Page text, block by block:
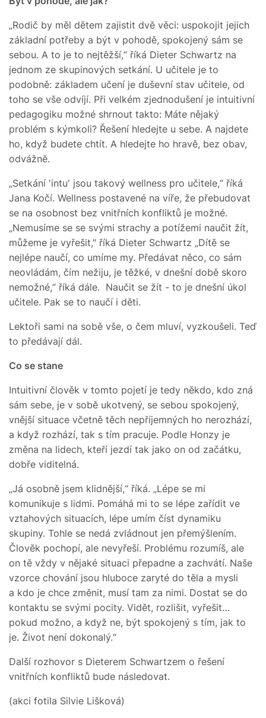
„Rodič by měl dětem zajistit dvě věci: uspokojit jejich
základní potřeby a být v pohodě, spokojený sám se
sebou. A to je to nejtěžší,“ říká Dieter Schwartz na
jednom ze skupinových setkání. U učitele je to
podobně: základem učení je duševní stav učitele, od
toho se vše odvíjí. Při velkém zjednodušení je intuitivní
pedagogiku možné shrnout takto: Máte nějaký
problém s kýmkoli? Řešení hledejte u sebe. A najdete
ho, když budete chtít. A hledejte ho hravě, bez obav,
odvážně.
„Setkání 'intu' jsou takový wellness pro učitele,“ říká
Jana Kočí. Wellness postavené na víře, že přebudovat
se na osobnost bez vnitřních konfliktů je možné.
„Nemusíme se se svými strachy a potížemi naučit žít,
můžeme je vyřešit," říká Dieter Schwartz „Dítě se
nejlépe naučí, co umíme my. Předávat něco, co sám
neovládám, čím nežiju, je těžké, v dnešní době skoro
nemožné,“ říká dále. Naučit se žít - to je dnešní úkol
učitele. Pak se to naučí i děti.
Lektoři sami na sobě vše, o čem mluví, vyzkoušeli. Teď
to předávají dál.
Co se stane
Intuitivní člověk v tomto pojetí je tedy někdo, kdo zná
sám sebe, je v sobě ukotvený, se sebou spokojený,
vnější situace včetně těch nepříjemných ho nerozhází,
a když rozhází, tak s tím pracuje. Podle Honzy je
změna na lidech, kteří jezdí tak jako on od začátku,
dobře viditelná.
„Já osobně jsem klidnější,“ říká. „Lépe se mi
komunikuje s lidmi. Pomáhá mi to se lépe zařídit ve
vztahových situacích, lépe umím číst dynamiku
skupiny. Tohle se nedá zvládnout jen přemýšlením.
Člověk pochopí, ale nevyřeší. Problému rozumíš, ale
on tě vždy v nějaké situaci přepadne a zachvátí. Naše
vzorce chování jsou hluboce zaryté do těla a mysli
a kdo je chce změnit, musí tam za nimi. Dostat se do
kontaktu se svými pocity. Vidět, rozlišit, vyřešit…
pokud možno, a když ne, být spokojený s tím, jak to
je. Život není dokonalý.“
Další rozhovor s Dieterem Schwartzem o řešení
vnitřních konfliktů bude následovat.
(akci fotila Silvie Lišková)